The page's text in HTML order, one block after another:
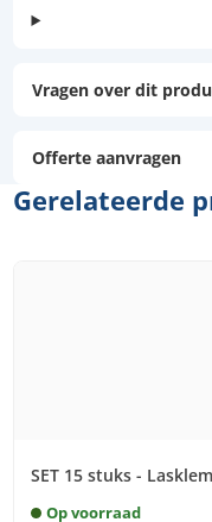
Vragen over dit
Offerte aanvragen
Gerelateerde
SET 15 stuks -
Op voorraad